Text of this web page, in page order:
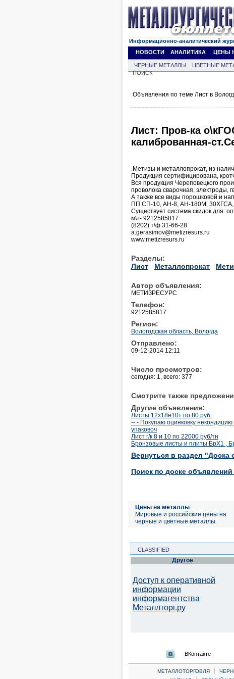
Информационно-аналитический
НОВОСТИ
АНАЛИТИКА ЦЕНЫ
ЧЕРНЫЕ МЕТАЛЛЫ ЦВЕТНЫЕ
ПОИСК
Объявления по теме Лист в
Лист: Пров-ка
калиброванная-
.Метизы и металлопрокат, из
Продукция сертифицирована,
Вся продукция Череповецкого
проволока сварочная, электроды,
А также все виды порошковой и
ПП СП-10, АН-8, АН-180М, 30ХГСА,
Существует система скидок для:
м\т- 9212585817
(8202) т\ф 31-66-28
a.gerasimov@metizresurs.ru
www.metizresurs.ru
Разделы:
Лист
Металлопрокат
Автор объявления:
МЕТИЗРЕСУРС
Телефон:
9212585817
Регион:
Вологодская область, Вологда
Отправлено:
09-12-2014 12:11
Число просмотров:
сегодня: 1, всего: 377
Смотрите также
Другие объявления:
Листы 12х18н10т по 80 руб.
-- - Покупаю оцинковку
упаковоч
Лист г/к 8 и 10 по 22000 руб/тн
Бронзовые листы и плиты БрХ1 ,
Вернуться в раздел "Доска
Поиск по доске объявлений
Цены на металлы
Мировые и российские цены на
черные и цветные металлы
CLASSIFIED
Другое
Доступ к оперативной
информации
информагентства
Металлторг.ру
ВКонтакте
МЕТАЛЛОТОРГОВЛЯ |